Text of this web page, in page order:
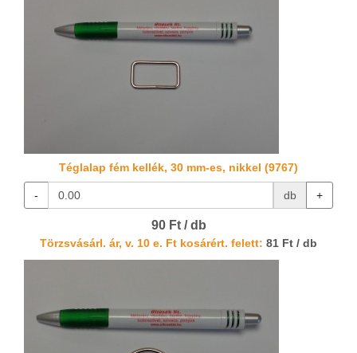
Téglalap fém kellék, 30 mm-es, nikkel (9767)
- db +
90 Ft / db
Törzsvásárl. ár, v. 10 e. Ft kosárért. felett: 81 Ft / db